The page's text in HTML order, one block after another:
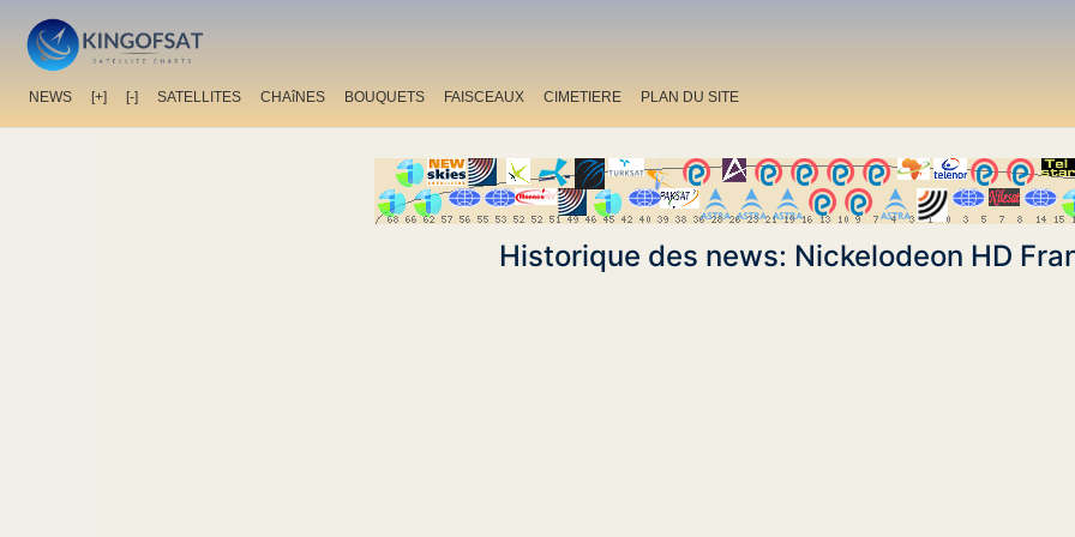
NEWS [+] [-] SATELLITES CHAîNES BOUQUETS FAISCEAUX CIMETIERE PLAN DU SITE
Historique des news: Nickelodeon HD